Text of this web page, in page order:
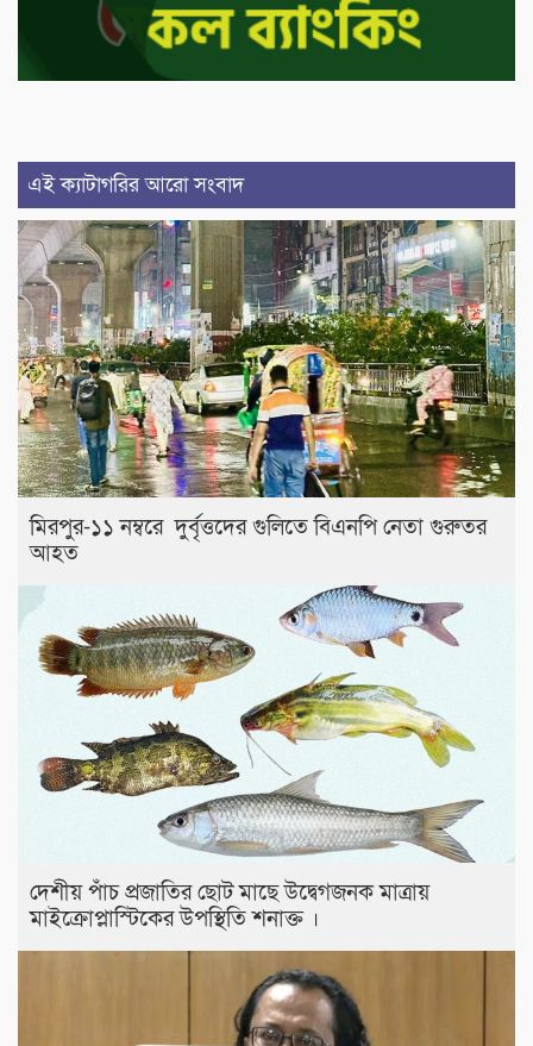
এই ক্যাটাগরির আরো সংবাদ
মিরপুর-১১ নম্বরে দুর্বৃত্তদের গুলিতে বিএনপি নেতা গুরুতর
আহত
দেশীয় পাঁচ প্রজাতির ছোট মাছে উদ্বেগজনক মাত্রায়
মাইক্রোপ্লাস্টিকের উপস্থিতি শনাক্ত ।